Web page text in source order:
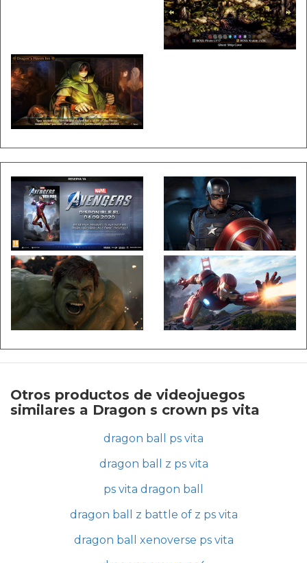
Otros productos de videojuegos
similares a Dragon s crown ps vita
dragon ball ps vita
dragon ball z ps vita
ps vita dragon ball
dragon ball z battle of z ps vita
dragon ball xenoverse ps vita